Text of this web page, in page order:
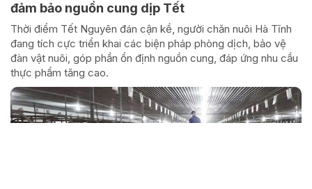
đảm bảo nguồn cung dịp Tết
Thời điểm Tết Nguyên đán cận kề, người chăn nuôi Hà Tĩnh
đang tích cực triển khai các biện pháp phòng dịch, bảo vệ
đàn vật nuôi, góp phần ổn định nguồn cung, đáp ứng nhu cầu
thực phẩm tăng cao.